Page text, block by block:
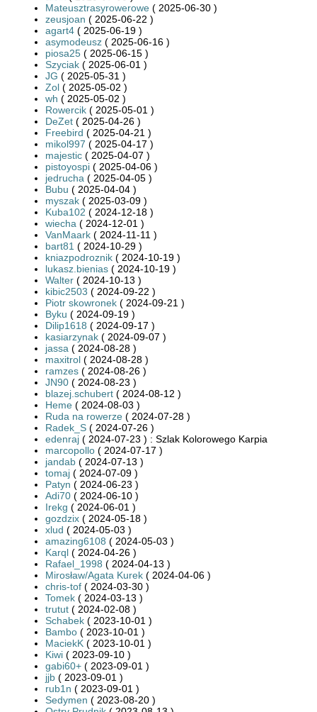
Mateusztrasyrowerowe ( 2025-06-30 )
zeusjoan ( 2025-06-22 )
agart4 ( 2025-06-19 )
asymodeusz ( 2025-06-16 )
piosa25 ( 2025-06-15 )
Szyciak ( 2025-06-01 )
JG ( 2025-05-31 )
Zol ( 2025-05-02 )
wh ( 2025-05-02 )
Rowercik ( 2025-05-01 )
DeZet ( 2025-04-26 )
Freebird ( 2025-04-21 )
mikol997 ( 2025-04-17 )
majestic ( 2025-04-07 )
pistoyospi ( 2025-04-06 )
jedrucha ( 2025-04-05 )
Bubu ( 2025-04-04 )
myszak ( 2025-03-09 )
Kuba102 ( 2024-12-18 )
wiecha ( 2024-12-01 )
VanMaark ( 2024-11-11 )
bart81 ( 2024-10-29 )
kniazpodroznik ( 2024-10-19 )
lukasz.bienias ( 2024-10-19 )
Walter ( 2024-10-13 )
kibic2503 ( 2024-09-22 )
Piotr skowronek ( 2024-09-21 )
Byku ( 2024-09-19 )
Dilip1618 ( 2024-09-17 )
kasiarzynak ( 2024-09-07 )
jassa ( 2024-08-28 )
maxitrol ( 2024-08-28 )
ramzes ( 2024-08-26 )
JN90 ( 2024-08-23 )
blazej.schubert ( 2024-08-12 )
Heme ( 2024-08-03 )
Ruda na rowerze ( 2024-07-28 )
Radek_S ( 2024-07-26 )
edenraj ( 2024-07-23 ) : Szlak Kolorowego Karpia
marcopollo ( 2024-07-17 )
jandab ( 2024-07-13 )
tomaj ( 2024-07-09 )
Patyn ( 2024-06-23 )
Adi70 ( 2024-06-10 )
Irekg ( 2024-06-01 )
gozdzix ( 2024-05-18 )
xlud ( 2024-05-03 )
amazing6108 ( 2024-05-03 )
Karql ( 2024-04-26 )
Rafael_1998 ( 2024-04-13 )
Mirosław/Agata Kurek ( 2024-04-06 )
chris-tof ( 2024-03-30 )
Tomek ( 2024-03-13 )
trutut ( 2024-02-08 )
Schabek ( 2023-10-01 )
Bambo ( 2023-10-01 )
MaciekK ( 2023-10-01 )
Kiwi ( 2023-09-10 )
gabi60+ ( 2023-09-01 )
jjb ( 2023-09-01 )
rub1n ( 2023-09-01 )
Sedymen ( 2023-08-20 )